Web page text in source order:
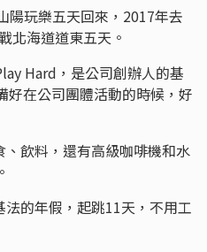
陽玩樂五天回來，2017年去
北海道道東五天。
Hard，是公司創辦人的基
好在公司團體活動的時候，好
飲料，還有高級咖啡機和水
的年假，起跳11天，不用工